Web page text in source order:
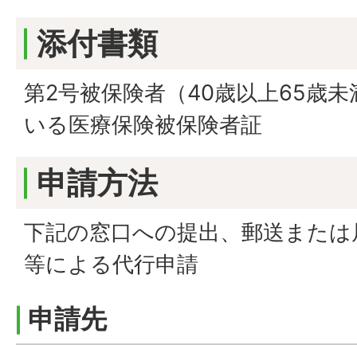
添付書類
第2号被保険者（40歳以上65歳
いる医療保険被保険者証
申請方法
下記の窓口への提出、郵送また
等による代行申請
申請先